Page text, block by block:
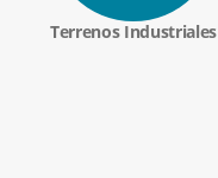
Terrenos Industriales